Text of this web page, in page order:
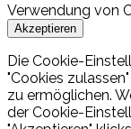
Verwendung von
Akzeptieren
Die Cookie-
"Cookies
zu ermöglichen.
der Cookie-